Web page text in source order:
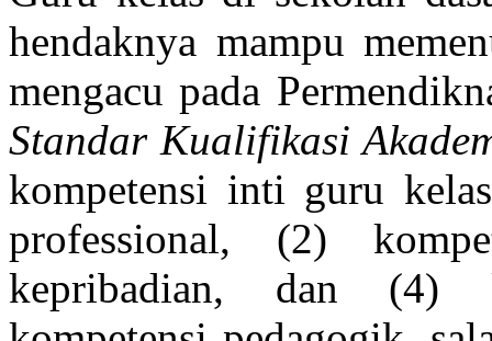
hendaknya mampu
mengacu pada
Standar Kualifikasi
kompetensi inti guru
professional, (2)
kepribadian, dan (4)